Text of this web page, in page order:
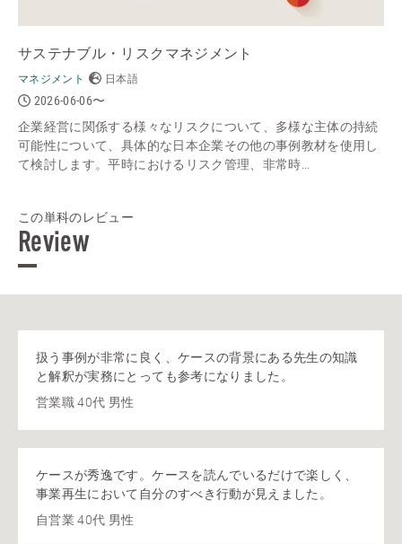
サステナブル・リスクマネジメント
マネジメント 日本語
2026-06-06〜
企業経営に関係する様々なリスクについて、多様な主体の持続
可能性について、具体的な日本企業その他の事例教材を使用し
て検討します。平時におけるリスク管理、非常時...
この単科のレビュー
Review
扱う事例が非常に良く、ケースの背景にある先生の知識
と解釈が実務にとっても参考になりました。
営業職 40代 男性
ケースが秀逸です。ケースを読んでいるだけで楽しく、
事業再生において自分のすべき行動が見えました。
自営業 40代 男性